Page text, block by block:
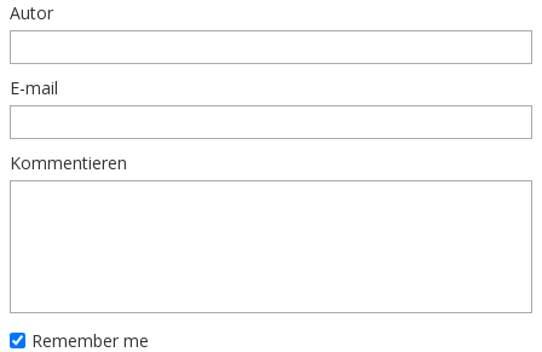
Autor
E-mail
Kommentieren
Remember me